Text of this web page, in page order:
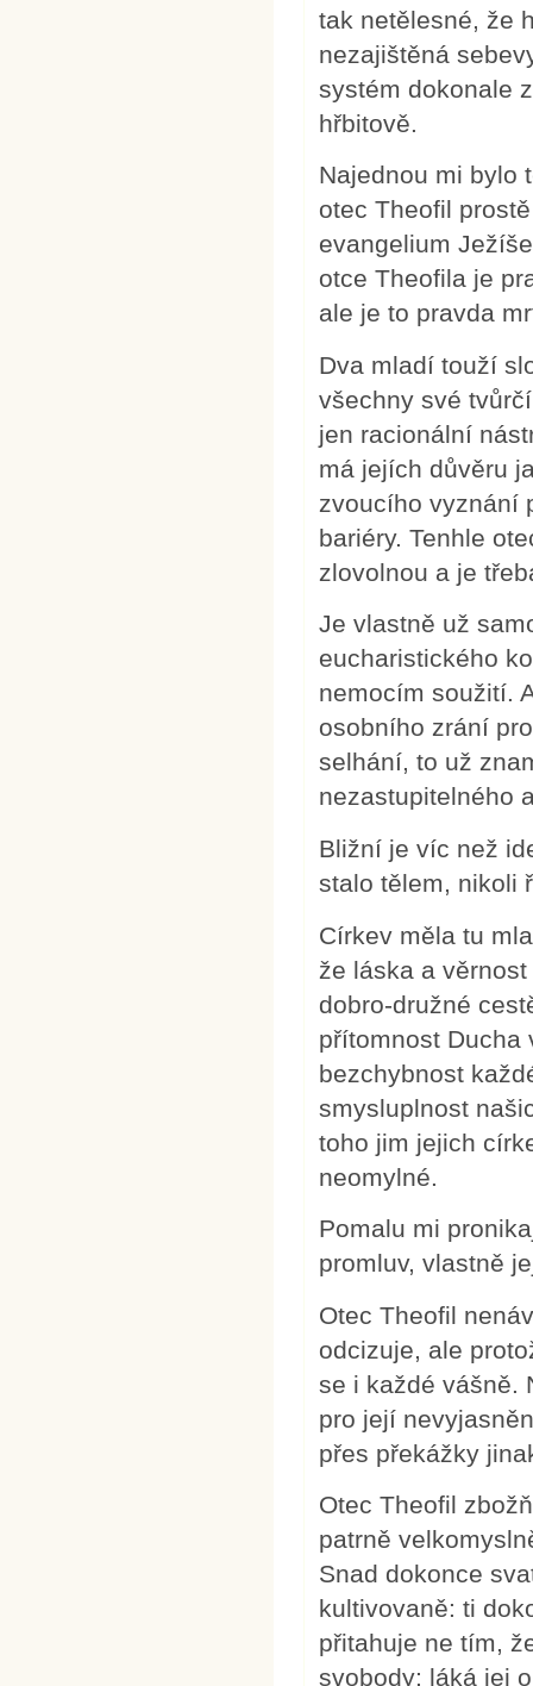
tak netělesné, že
nezajištěná
systém dokonale
hřbitově.
Najednou mi bylo
otec Theofil
evangelium
otce Theofila je
ale je to pravda
Dva mladí touží
všechny své
jen racionální
má jejích důvěru
zvoucího vyznání
bariéry. Tenhle
zlovolnou a je
Je vlastně už
eucharistického
nemocím soužití.
osobního zrání
selhání, to už
nezastupitelného
Bližní je víc než
stalo tělem, nikoli
Církev měla tu
že láska a
dobro-družné
přítomnost Ducha
bezchybnost
smysluplnost
toho jim jejich
neomylné.
Pomalu mi
promluv, vlastně
Otec Theofil
odcizuje, ale
se i každé vášně.
pro její
přes překážky
Otec Theofil
patrně
Snad dokonce
kultivovaně: ti
přitahuje ne tím,
svobody; láká jej